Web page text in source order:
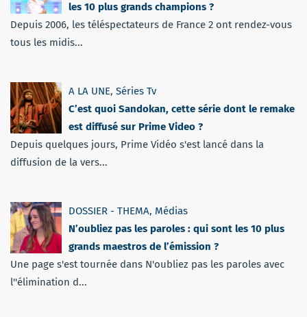
les 10 plus grands champions ?
Depuis 2006, les téléspectateurs de France 2 ont rendez-vous
tous les midis...
A LA UNE, Séries Tv
C’est quoi Sandokan, cette série dont le remake
est diffusé sur Prime Video ?
Depuis quelques jours, Prime Vidéo s'est lancé dans la
diffusion de la vers...
DOSSIER - THEMA, Médias
N’oubliez pas les paroles : qui sont les 10 plus
grands maestros de l’émission ?
Une page s'est tournée dans N'oubliez pas les paroles avec
l''élimination d...